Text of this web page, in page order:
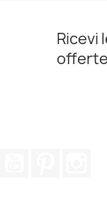
Ricevi